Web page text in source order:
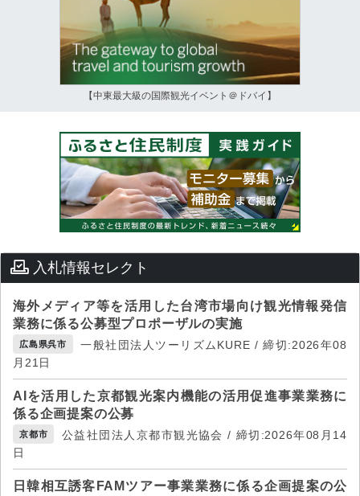
【中東最大級の国際観光イベント＠ドバイ】
入札情報セレクト
海外メディア等を活用した台湾市場向け観光情報発信
業務に係る公募型プロポーザルの実施
広島県呉市
一般社団法人ツーリズムKURE / 締切:2026年08
月21日
AIを活用した京都観光案内機能の活用促進事業業務に
係る企画提案の公募
京都市
公益社団法人京都市観光協会 / 締切:2026年08月14
日
日韓相互誘客FAMツアー事業業務に係る企画提案の公